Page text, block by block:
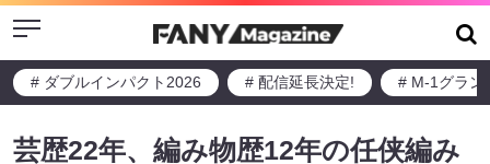
Menu
# ダブルインパクト2026 # 配信延長決定! # M-1グラン
芸歴22年、編み物歴12年の任侠編み